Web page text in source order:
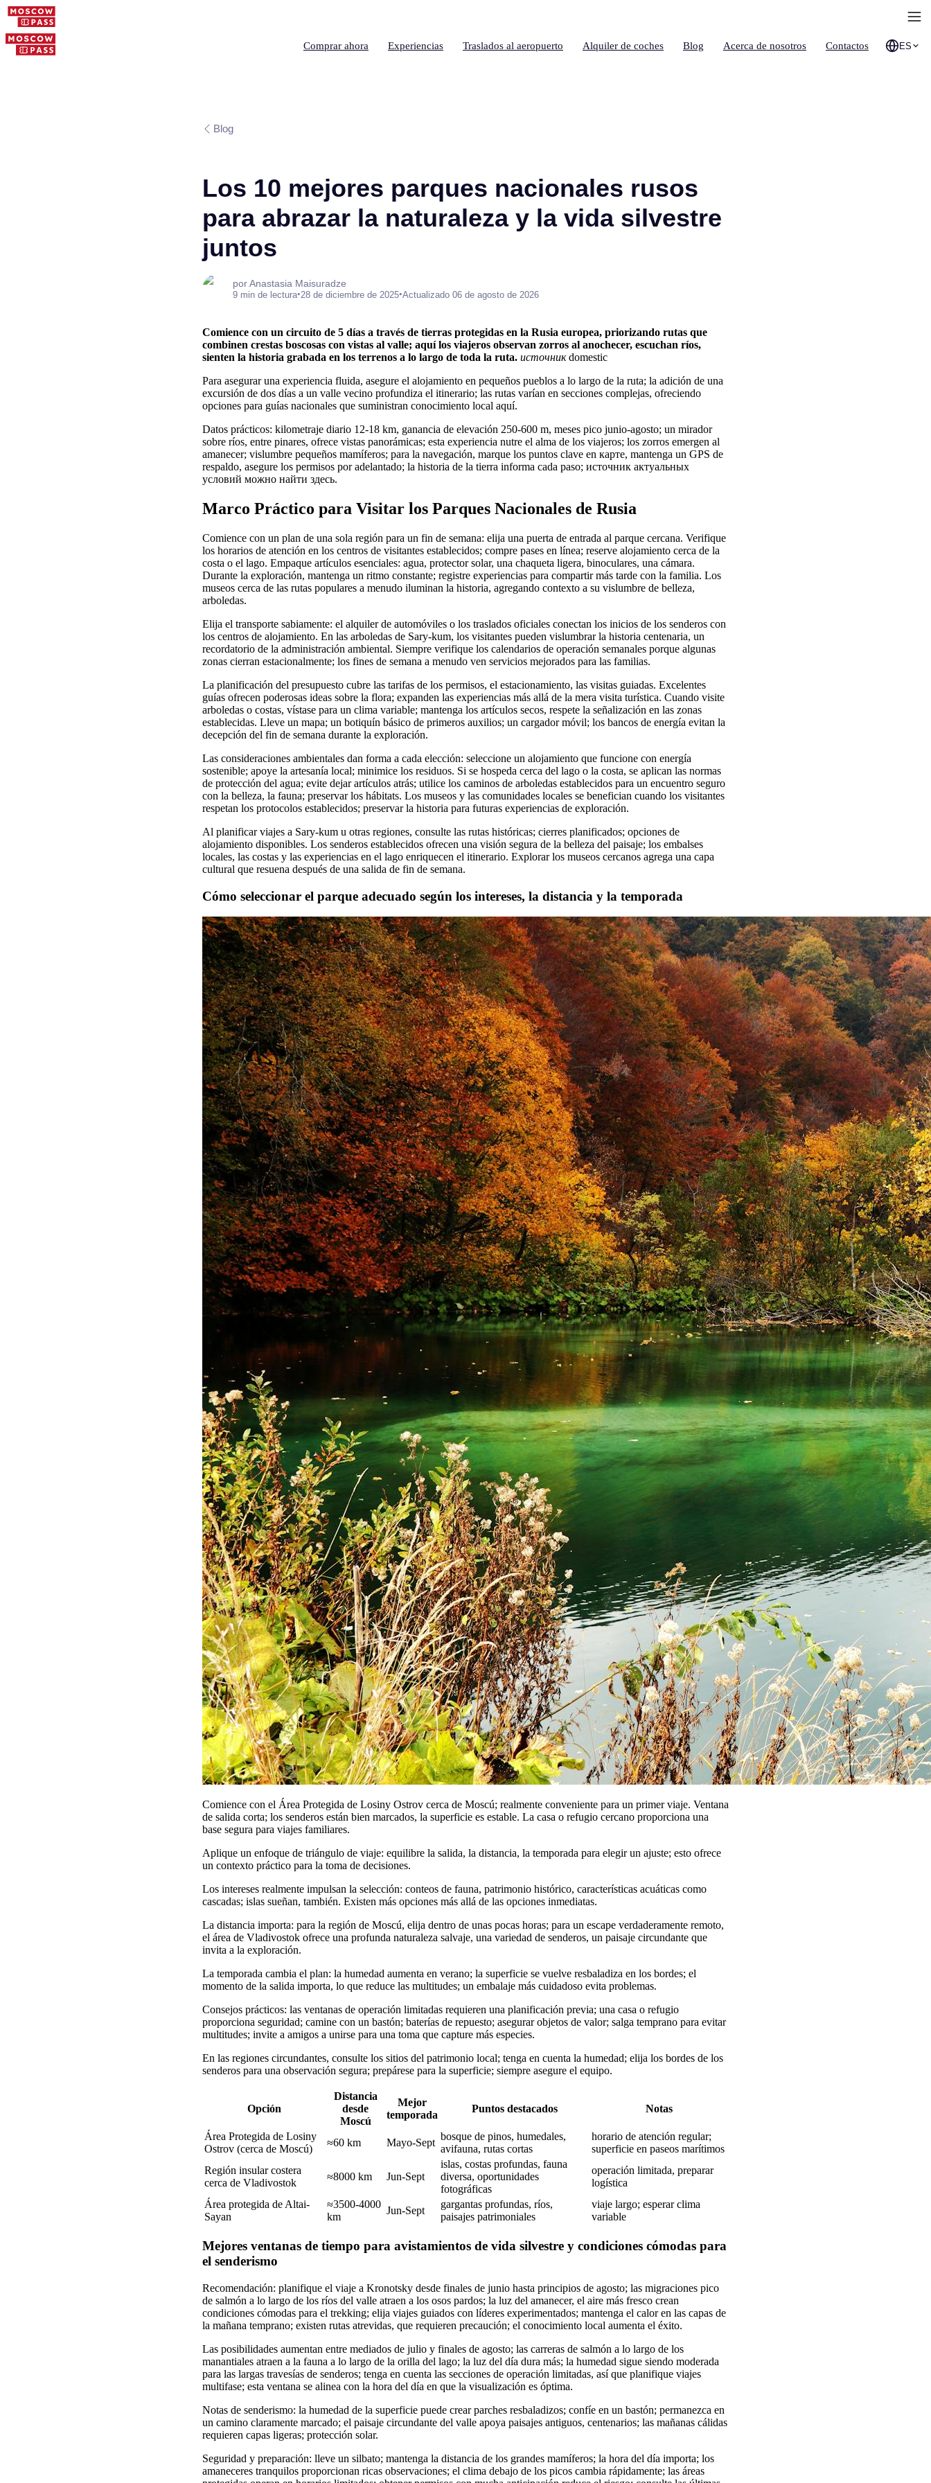
Comprar ahora Experiencias Traslados al aeropuerto Alquiler de coches Blog Acerca de nosotros Contactos ES
Blog
Los 10 mejores parques nacionales rusos
para abrazar la naturaleza y la vida silvestre
juntos
por Anastasia Maisuradze
9 min de lectura•28 de diciembre de 2025•Actualizado 06 de agosto de 2026
Comience con un circuito de 5 días a través de tierras protegidas en la Rusia europea, priorizando rutas que
combinen crestas boscosas con vistas al valle; aquí los viajeros observan zorros al anochecer, escuchan ríos,
sienten la historia grabada en los terrenos a lo largo de toda la ruta. источникdomestic
Para asegurar una experiencia fluida, asegure el alojamiento en pequeños pueblos a lo largo de la ruta; la adición de una
excursión de dos días a un valle vecino profundiza el itinerario; las rutas varían en secciones complejas, ofreciendo
opciones para guías nacionales que suministran conocimiento local aquí.
Datos prácticos: kilometraje diario 12-18 km, ganancia de elevación 250-600 m, meses pico junio-agosto; un mirador
sobre ríos, entre pinares, ofrece vistas panorámicas; esta experiencia nutre el alma de los viajeros; los zorros emergen al
amanecer; vislumbre pequeños mamíferos; para la navegación, marque los puntos clave en карте, mantenga un GPS de
respaldo, asegure los permisos por adelantado; la historia de la tierra informa cada paso; источник актуальных
условий можно найти здесь.
Marco Práctico para Visitar los Parques Nacionales de Rusia
Comience con un plan de una sola región para un fin de semana: elija una puerta de entrada al parque cercana. Verifique
los horarios de atención en los centros de visitantes establecidos; compre pases en línea; reserve alojamiento cerca de la
costa o el lago. Empaque artículos esenciales: agua, protector solar, una chaqueta ligera, binoculares, una cámara.
Durante la exploración, mantenga un ritmo constante; registre experiencias para compartir más tarde con la familia. Los
museos cerca de las rutas populares a menudo iluminan la historia, agregando contexto a su vislumbre de belleza,
arboledas.
Elija el transporte sabiamente: el alquiler de automóviles o los traslados oficiales conectan los inicios de los senderos con
los centros de alojamiento. En las arboledas de Sary-kum, los visitantes pueden vislumbrar la historia centenaria, un
recordatorio de la administración ambiental. Siempre verifique los calendarios de operación semanales porque algunas
zonas cierran estacionalmente; los fines de semana a menudo ven servicios mejorados para las familias.
La planificación del presupuesto cubre las tarifas de los permisos, el estacionamiento, las visitas guiadas. Excelentes
guías ofrecen poderosas ideas sobre la flora; expanden las experiencias más allá de la mera visita turística. Cuando visite
arboledas o costas, vístase para un clima variable; mantenga los artículos secos, respete la señalización en las zonas
establecidas. Lleve un mapa; un botiquín básico de primeros auxilios; un cargador móvil; los bancos de energía evitan la
decepción del fin de semana durante la exploración.
Las consideraciones ambientales dan forma a cada elección: seleccione un alojamiento que funcione con energía
sostenible; apoye la artesanía local; minimice los residuos. Si se hospeda cerca del lago o la costa, se aplican las normas
de protección del agua; evite dejar artículos atrás; utilice los caminos de arboledas establecidos para un encuentro seguro
con la belleza, la fauna; preservar los hábitats. Los museos y las comunidades locales se benefician cuando los visitantes
respetan los protocolos establecidos; preservar la historia para futuras experiencias de exploración.
Al planificar viajes a Sary-kum u otras regiones, consulte las rutas históricas; cierres planificados; opciones de
alojamiento disponibles. Los senderos establecidos ofrecen una visión segura de la belleza del paisaje; los embalses
locales, las costas y las experiencias en el lago enriquecen el itinerario. Explorar los museos cercanos agrega una capa
cultural que resuena después de una salida de fin de semana.
Cómo seleccionar el parque adecuado según los intereses, la distancia y la temporada
Comience con el Área Protegida de Losiny Ostrov cerca de Moscú; realmente conveniente para un primer viaje. Ventana
de salida corta; los senderos están bien marcados, la superficie es estable. La casa o refugio cercano proporciona una
base segura para viajes familiares.
Aplique un enfoque de triángulo de viaje: equilibre la salida, la distancia, la temporada para elegir un ajuste; esto ofrece
un contexto práctico para la toma de decisiones.
Los intereses realmente impulsan la selección: conteos de fauna, patrimonio histórico, características acuáticas como
cascadas; islas sueñan, también. Existen más opciones más allá de las opciones inmediatas.
La distancia importa: para la región de Moscú, elija dentro de unas pocas horas; para un escape verdaderamente remoto,
el área de Vladivostok ofrece una profunda naturaleza salvaje, una variedad de senderos, un paisaje circundante que
invita a la exploración.
La temporada cambia el plan: la humedad aumenta en verano; la superficie se vuelve resbaladiza en los bordes; el
momento de la salida importa, lo que reduce las multitudes; un embalaje más cuidadoso evita problemas.
Consejos prácticos: las ventanas de operación limitadas requieren una planificación previa; una casa o refugio
proporciona seguridad; camine con un bastón; baterías de repuesto; asegurar objetos de valor; salga temprano para evitar
multitudes; invite a amigos a unirse para una toma que capture más especies.
En las regiones circundantes, consulte los sitios del patrimonio local; tenga en cuenta la humedad; elija los bordes de los
senderos para una observación segura; prepárese para la superficie; siempre asegure el equipo.
Opción
Distancia
desde
Moscú
Mejor
temporada
Puntos destacados Notas
Área Protegida de Losiny
Ostrov (cerca de Moscú)
≈60 km Mayo-Sept
bosque de pinos, humedales,
avifauna, rutas cortas
horario de atención regular;
superficie en paseos marítimos
Región insular costera
cerca de Vladivostok
≈8000 km Jun-Sept
islas, costas profundas, fauna
diversa, oportunidades
fotográficas
operación limitada, preparar
logística
Área protegida de Altai-
Sayan
≈3500-4000
km
Jun-Sept
gargantas profundas, ríos,
paisajes patrimoniales
viaje largo; esperar clima
variable
Mejores ventanas de tiempo para avistamientos de vida silvestre y condiciones cómodas para
el senderismo
Recomendación: planifique el viaje a Kronotsky desde finales de junio hasta principios de agosto; las migraciones pico
de salmón a lo largo de los ríos del valle atraen a los osos pardos; la luz del amanecer, el aire más fresco crean
condiciones cómodas para el trekking; elija viajes guiados con líderes experimentados; mantenga el calor en las capas de
la mañana temprano; existen rutas atrevidas, que requieren precaución; el conocimiento local aumenta el éxito.
Las posibilidades aumentan entre mediados de julio y finales de agosto; las carreras de salmón a lo largo de los
manantiales atraen a la fauna a lo largo de la orilla del lago; la luz del día dura más; la humedad sigue siendo moderada
para las largas travesías de senderos; tenga en cuenta las secciones de operación limitadas, así que planifique viajes
multifase; esta ventana se alinea con la hora del día en que la visualización es óptima.
Notas de senderismo: la humedad de la superficie puede crear parches resbaladizos; confíe en un bastón; permanezca en
un camino claramente marcado; el paisaje circundante del valle apoya paisajes antiguos, centenarios; las mañanas cálidas
requieren capas ligeras; protección solar.
Seguridad y preparación: lleve un silbato; mantenga la distancia de los grandes mamíferos; la hora del día importa; los
amaneceres tranquilos proporcionan ricas observaciones; el clima debajo de los picos cambia rápidamente; las áreas